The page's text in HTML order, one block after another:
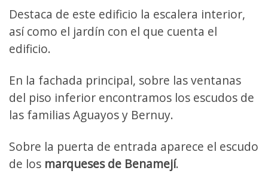
Destaca de este edificio la escalera interior,
así como el jardín con el que cuenta el
edificio.
En la fachada principal, sobre las ventanas
del piso inferior encontramos los escudos de
las familias Aguayos y Bernuy.
Sobre la puerta de entrada aparece el escudo
de los marqueses de Benamejí.